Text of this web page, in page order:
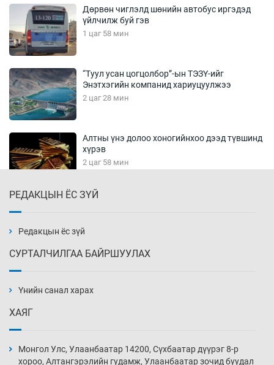
Дөрвөн чиглэлд шөнийн автобус иргэдэд
үйлчилж буй гэв
1 цаг 58 мин
“Туул усан цогцолбор”-ын ТЭЗҮ-ийг
Энэтхэгийн компанид хариуцуулжээ
2 цаг 28 мин
Алтны үнэ долоо хоногийнхоо дээд түвшинд
хүрэв
2 цаг 58 мин
3 цаг 28 мин
3 цаг 58 мин
4 цаг 28 мин
РЕДАКЦЫН ЁС ЗҮЙ
Редакцын ёс зүй
СУРТАЛЧИЛГАА БАЙРШУУЛАХ
Үнийн санал харах
ХАЯГ
Монгол Улс, Улаанбаатар 14200, Сүхбаатар дүүрэг 8-р
хороо, Алтангэрэлийн гудамж, Улаанбаатар зочид буудал